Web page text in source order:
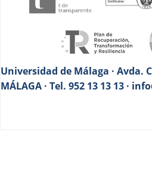
Universidad de Málaga · Avda.
MÁLAGA · Tel. 952 13 13 13 ·